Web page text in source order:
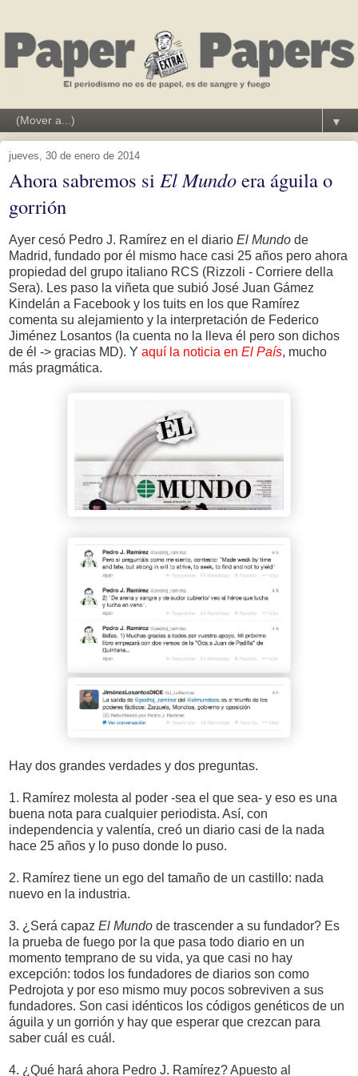
▼
jueves, 30 de enero de 2014
Ahora sabremos si El Mundoera águila o
gorrión
Ayer cesó Pedro J. Ramírez en el diario El Mundo de
Madrid, fundado por él mismo hace casi 25 años pero ahora
propiedad del grupo italiano RCS (Rizzoli - Corriere della
Sera). Les paso la viñeta que subió José Juan Gámez
Kindelán a Facebook y los tuits en los que Ramírez
comenta su alejamiento y la interpretación de Federico
Jiménez Losantos (la cuenta no la lleva él pero son dichos
de él -> gracias MD). Y aquí la noticia en El País, mucho
más pragmática.
Hay dos grandes verdades y dos preguntas.
1. Ramírez molesta al poder -sea el que sea- y eso es una
buena nota para cualquier periodista. Así, con
independencia y valentía, creó un diario casi de la nada
hace 25 años y lo puso donde lo puso.
2. Ramírez tiene un ego del tamaño de un castillo: nada
nuevo en la industria.
3. ¿Será capaz El Mundo de trascender a su fundador? Es
la prueba de fuego por la que pasa todo diario en un
momento temprano de su vida, ya que casi no hay
excepción: todos los fundadores de diarios son como
Pedrojota y por eso mismo muy pocos sobreviven a sus
fundadores. Son casi idénticos los códigos genéticos de un
águila y un gorrión y hay que esperar que crezcan para
saber cuál es cuál.
4. ¿Qué hará ahora Pedro J. Ramírez? Apuesto al